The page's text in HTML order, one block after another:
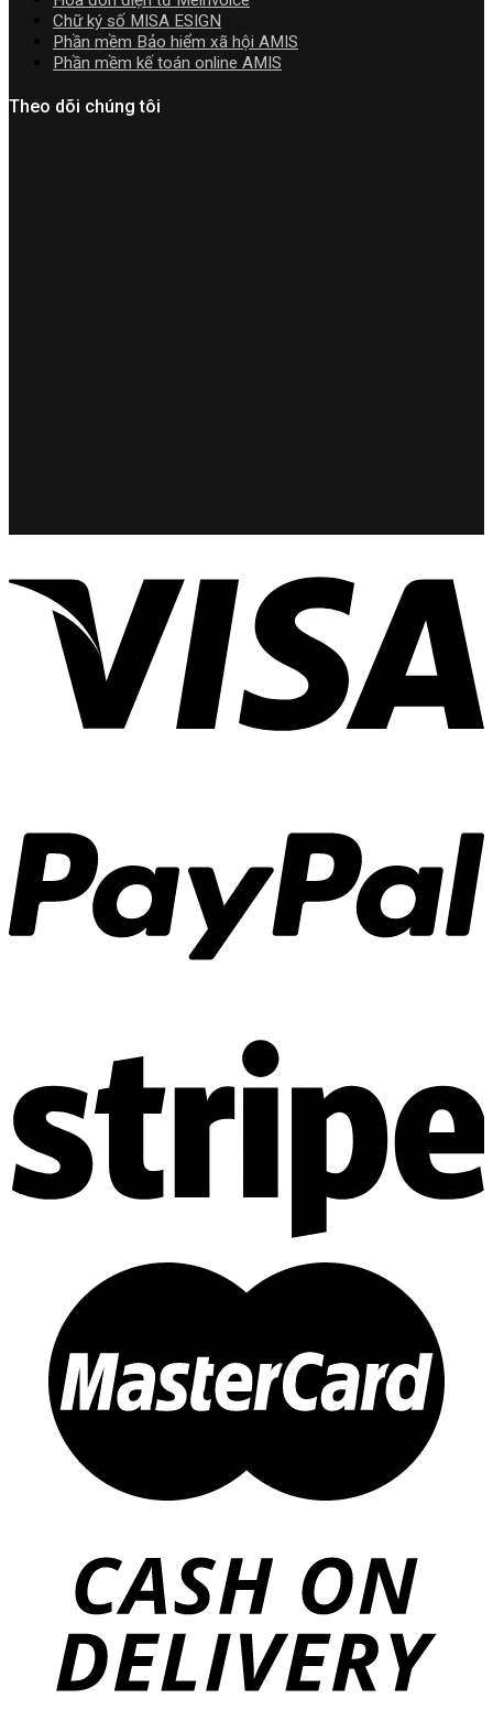
Chữ ký số MISA ESIGN
Phần mềm Bảo hiểm xã hội AMIS
Phần mềm kế toán online AMIS
Theo dõi chúng tôi